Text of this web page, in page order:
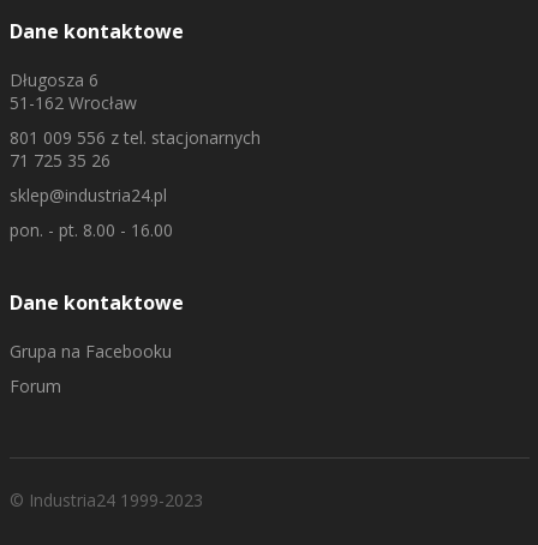
Dane kontaktowe
Długosza 6
51-162 Wrocław
801 009 556 z tel. stacjonarnych
71 725 35 26
sklep@industria24.pl
pon. - pt. 8.00 - 16.00
Dane kontaktowe
Grupa na Facebooku
Forum
© Industria24 1999-2023